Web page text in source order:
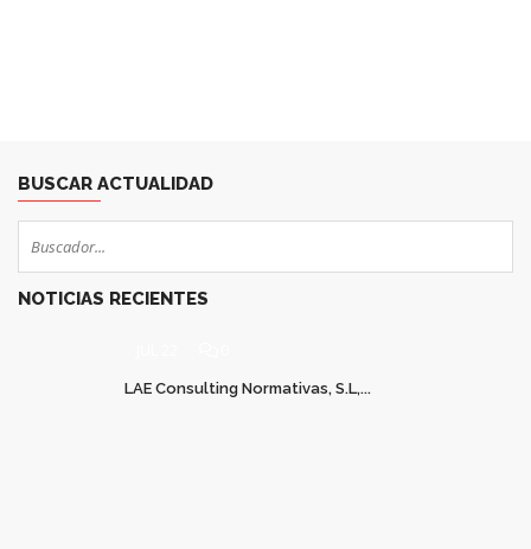
BUSCAR ACTUALIDAD
NOTICIAS RECIENTES
LAE Consulting Normativas, S.L,...